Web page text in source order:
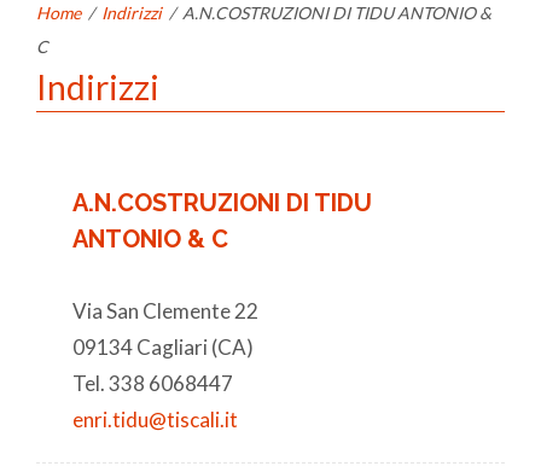
Home / Indirizzi / A.N.COSTRUZIONI DI TIDU ANTONIO &
C
Indirizzi
A.N.COSTRUZIONI DI TIDU
ANTONIO & C
Via San Clemente 22
09134 Cagliari (CA)
Tel. 338 6068447
enri.tidu@tiscali.it